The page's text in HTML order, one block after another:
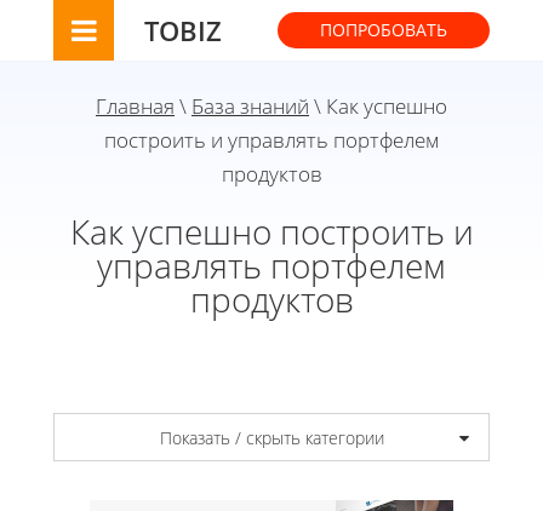
TOBIZ ПОПРОБОВАТЬ
Главная \ База знаний \ Как успешно
построить и управлять портфелем
продуктов
Как успешно построить и
управлять портфелем
продуктов
Показать / скрыть категории